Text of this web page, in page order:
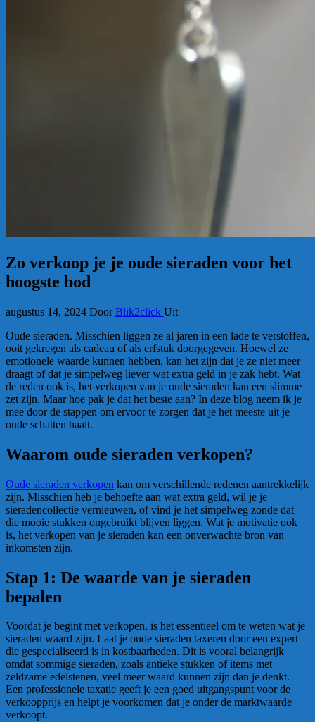
Zo verkoop je je oude sieraden voor het
hoogste bod
augustus 14, 2024 Door Blik2click Uit
Oude sieraden. Misschien liggen ze al jaren in een lade te verstoffen,
ooit gekregen als cadeau of als erfstuk doorgegeven. Hoewel ze
emotionele waarde kunnen hebben, kan het zijn dat je ze niet meer
draagt of dat je simpelweg liever wat extra geld in je zak hebt. Wat
de reden ook is, het verkopen van je oude sieraden kan een slimme
zet zijn. Maar hoe pak je dat het beste aan? In deze blog neem ik je
mee door de stappen om ervoor te zorgen dat je het meeste uit je
oude schatten haalt.
Waarom oude sieraden verkopen?
Oude sieraden verkopen kan om verschillende redenen aantrekkelijk
zijn. Misschien heb je behoefte aan wat extra geld, wil je je
sieradencollectie vernieuwen, of vind je het simpelweg zonde dat
die mooie stukken ongebruikt blijven liggen. Wat je motivatie ook
is, het verkopen van je sieraden kan een onverwachte bron van
inkomsten zijn.
Stap 1: De waarde van je sieraden
bepalen
Voordat je begint met verkopen, is het essentieel om te weten wat je
sieraden waard zijn. Laat je oude sieraden taxeren door een expert
die gespecialiseerd is in kostbaarheden. Dit is vooral belangrijk
omdat sommige sieraden, zoals antieke stukken of items met
zeldzame edelstenen, veel meer waard kunnen zijn dan je denkt.
Een professionele taxatie geeft je een goed uitgangspunt voor de
verkoopprijs en helpt je voorkomen dat je onder de marktwaarde
verkoopt.